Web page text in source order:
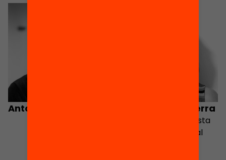
Antoni Tort Sarai Samper Sierra
Sociòloga i especialista
en investigació social